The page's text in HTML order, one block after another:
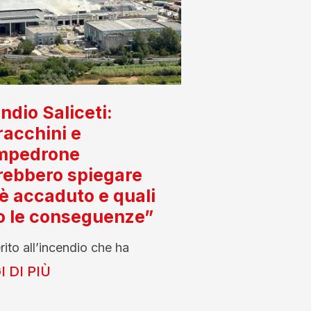
Saliceti:
e
spiegare
accaduto e quali
le conseguenze”
all’incendio che ha
DI PIÙ